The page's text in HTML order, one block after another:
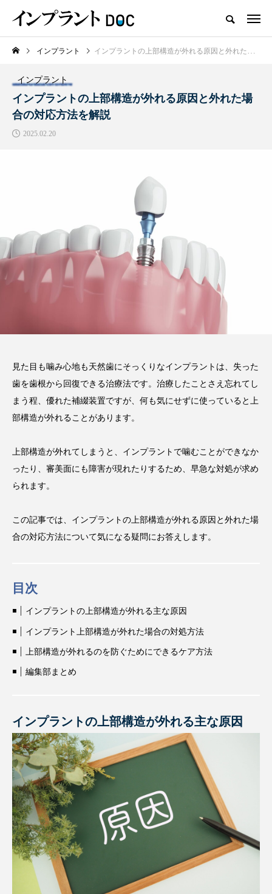
おすすめ名医紹介
横浜市おすすめの歯がボロボロの
2025.10.21
注目のトピック
インプラント
インプラントオーバーデンチャー 前歯
インプラント インプラントの上部構造が外れる原因と外れた場合の対応方法を解説
インプラント
インプラントの上部構造が外れる原因と外れた場
合の対応方法を解説
2025.02.20
見た目も噛み心地も天然歯にそっくりなインプラントは、失った
歯を歯根から回復できる治療法です。治療したことさえ忘れてし
まう程、優れた補綴装置ですが、何も気にせずに使っていると上
部構造が外れることがあります。
上部構造が外れてしまうと、インプラントで噛むことができなか
ったり、審美面にも障害が現れたりするため、早急な対処が求め
られます。
この記事では、インプラントの上部構造が外れる原因と外れた場
合の対応方法について気になる疑問にお答えします。
目次
インプラントの上部構造が外れる主な原因
インプラント上部構造が外れた場合の対処方法
上部構造が外れるのを防ぐためにできるケア方法
編集部まとめ
インプラントの上部構造が外れる主な原因